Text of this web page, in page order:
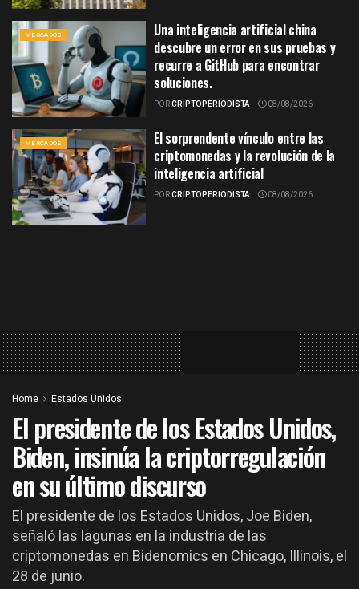
MERCADOS
Una inteligencia artificial china
descubre un error en sus pruebas y
recurre a GitHub para encontrar
soluciones.
PORCRIPTOPERIODISTA 08/08/2026
MERCADOS
El sorprendente vínculo entre las
criptomonedas y la revolución de la
inteligencia artificial
PORCRIPTOPERIODISTA 08/08/2026
Home Estados Unidos
El presidente de los Estados Unidos,
Biden, insinúa la criptorregulación
en su último discurso
El presidente de los Estados Unidos, Joe Biden,
señaló las lagunas en la industria de las
criptomonedas en Bidenomics en Chicago, Illinois, el
28 de junio.